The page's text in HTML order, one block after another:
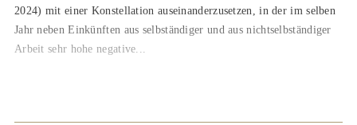
2024) mit einer Konstellation auseinanderzusetzen, in der im selben
Jahr neben Einkünften aus selbständiger und aus nichtselbständiger
Arbeit sehr hohe negative...